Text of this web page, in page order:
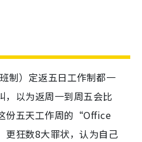
制）定返五日工作制都一
，以为返周一到周五会比
份五天工作周的“Office
狂数8大罪状，认为自己